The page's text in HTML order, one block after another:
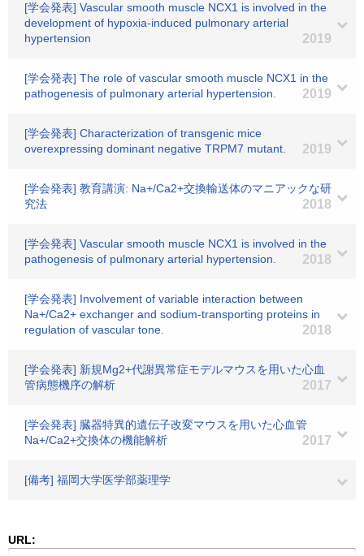
[学会発表] Vascular smooth muscle NCX1 is involved in the
development of hypoxia-induced pulmonary arterial
hypertension
2019
[学会発表] The role of vascular smooth muscle NCX1 in the
pathogenesis of pulmonary arterial hypertension.
2019
[学会発表] Characterization of transgenic mice
overexpressing dominant negative TRPM7 mutant.
2019
[学会発表] 教育講演: Na+/Ca2+交換輸送体のマニアックな研
究法
2018
[学会発表] Vascular smooth muscle NCX1 is involved in the
pathogenesis of pulmonary arterial hypertension.
2018
[学会発表] Involvement of variable interaction between
Na+/Ca2+ exchanger and sodium-transporting proteins in
regulation of vascular tone.
2018
[学会発表] 新規Mg2+代謝異常症モデルマウスを用いた心血
管病態機序の解析
2017
[学会発表] 臓器特異的遺伝子改変マウスを用いた心血管
Na+/Ca2+交換体の機能解析
2017
[備考] 福岡大学医学部薬理学
URL: